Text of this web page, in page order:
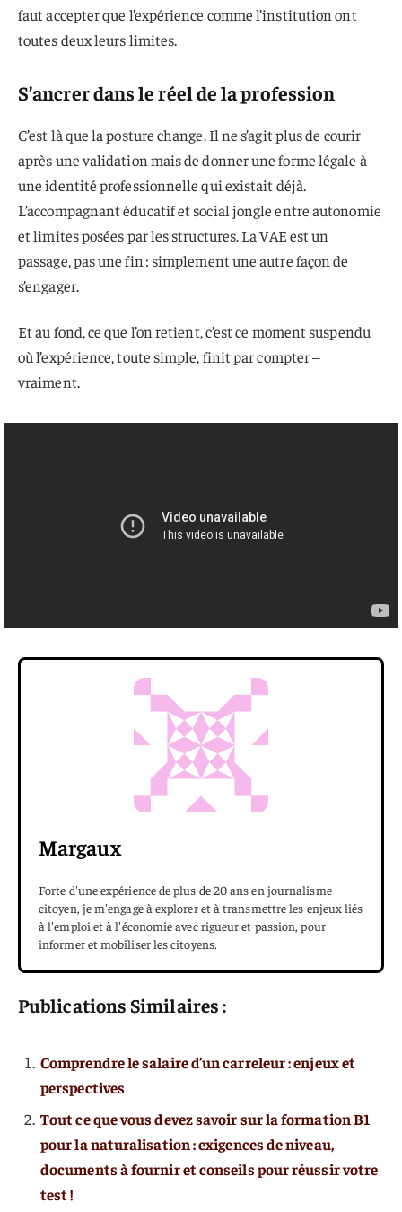
faut accepter que l’expérience comme l’institution ont
toutes deux leurs limites.
S’ancrer dans le réel de la profession
C’est là que la posture change. Il ne s’agit plus de courir
après une validation mais de donner une forme légale à
une identité professionnelle qui existait déjà.
L’accompagnant éducatif et social jongle entre autonomie
et limites posées par les structures. La VAE est un
passage, pas une fin : simplement une autre façon de
s’engager.
Et au fond, ce que l’on retient, c’est ce moment suspendu
où l’expérience, toute simple, finit par compter –
vraiment.
Margaux
Forte d'une expérience de plus de 20 ans en journalisme
citoyen, je m'engage à explorer et à transmettre les enjeux liés
à l'emploi et à l'économie avec rigueur et passion, pour
informer et mobiliser les citoyens.
Publications Similaires :
Comprendre le salaire d’un carreleur : enjeux et
perspectives
Tout ce que vous devez savoir sur la formation B1
pour la naturalisation : exigences de niveau,
documents à fournir et conseils pour réussir votre
test !